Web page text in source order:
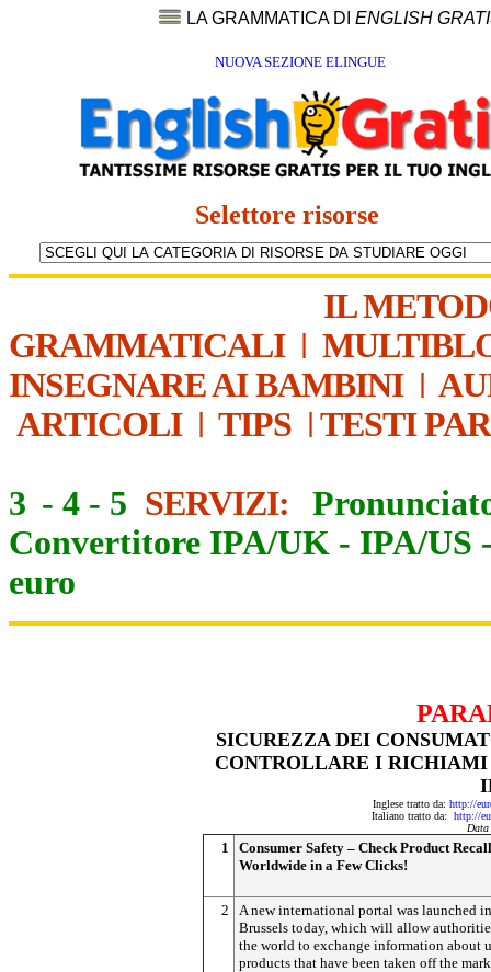
LA GRAMMATICA DI ENGLISH
NUOVA SEZIONE ELINGUE
Selettore risorse
IL
GRAMMATICALI|
INSEGNARE AI BAMBINI|
ARTICOLI| TIPS | TESTI
3 - 4 - 5 SERVIZI:
Convertitore IPA/UK - IPA/US
euro
SICUREZZA DEI
CONTROLLARE I
Inglese tratto da: http://
Italiano tratto da: http://
Data
1
Consumer Safety – Check Product
Worldwide in a Few Clicks!
2
A new international portal was launched in
Brussels today, which will allow
the world to exchange information about
products that have been taken off the